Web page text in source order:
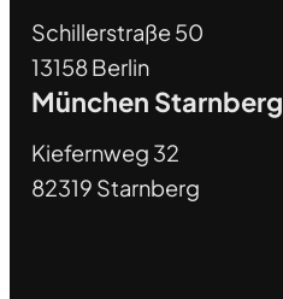
Schillerstraße 50
13158 Berlin
München Starnberg
Kiefernweg 32
82319 Starnberg